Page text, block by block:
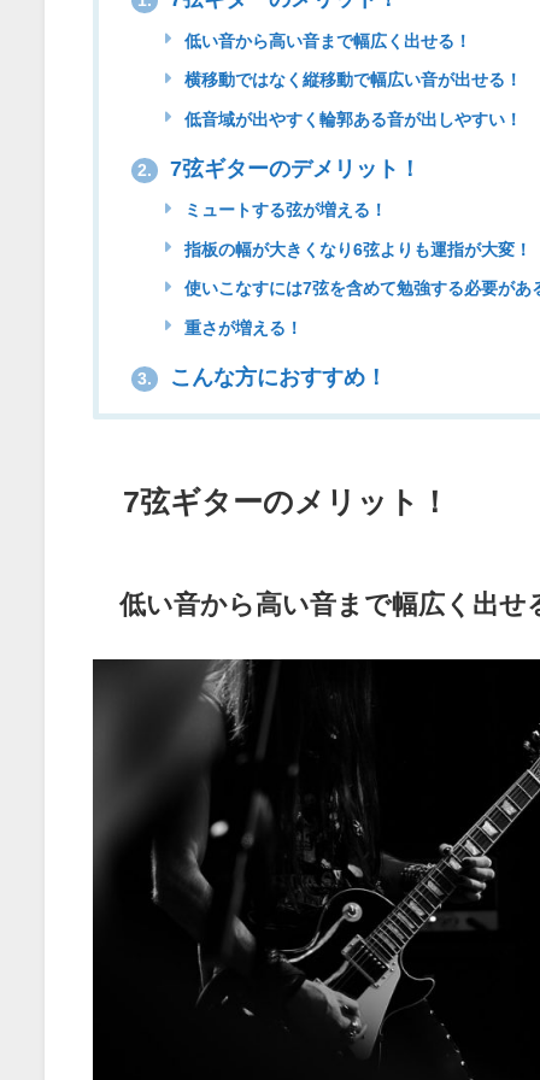
低い音から高い音まで幅広く出せる！
横移動ではなく縦移動で幅広い音が出せる！
低音域が出やすく輪郭ある音が出しやすい！
2. 7弦ギターのデメリット！
ミュートする弦が増える！
指板の幅が大きくなり6弦よりも運指が大変！
使いこなすには7弦を含めて勉強する必要があ
重さが増える！
3. こんな方におすすめ！
7弦ギターのメリット！
低い音から高い音まで幅広く出せ